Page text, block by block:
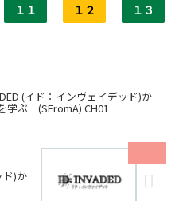
１１ １２ １３
(イド：インヴェイデッド)か
学ぶ (SFromA) CH01
ド)か